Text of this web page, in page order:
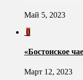
Май 5, 2023
0
«Бостонское
Март 12, 2023